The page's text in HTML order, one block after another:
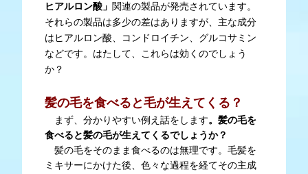
ヒアルロン酸」 関連の製品が発売されています。
それらの製品は多少の差はありますが、主な成分
はヒアルロン酸、コンドロイチン、グルコサミン
などです。はたして、これらは効くのでしょう
か？
髪の毛を食べると毛が生えてくる？
まず、分かりやすい例え話をします。髪の毛を
食べると髪の毛が生えてくるでしょうか？
髪の毛をそのまま食べるのは無理です。毛髪を
ミキサーにかけた後、色々な過程を経てその主成